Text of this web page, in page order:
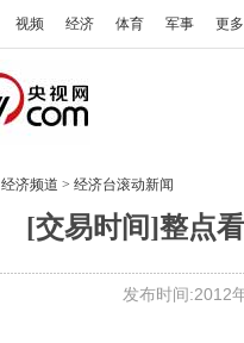
视频 经济 体育 军事 更多
经济频道 > 经济台滚动新闻
[交易时间]整点
发布时间:2012